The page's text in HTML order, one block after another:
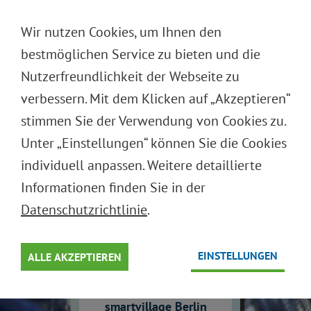
Wir nutzen Cookies, um Ihnen den
bestmöglichen Service zu bieten und die
Nutzerfreundlichkeit der Webseite zu
verbessern. Mit dem Klicken auf „Akzeptieren“
stimmen Sie der Verwendung von Cookies zu.
Unter „Einstellungen“ können Sie die Cookies
individuell anpassen. Weitere detaillierte
Informationen finden Sie in der
Datenschutzrichtlinie.
ALLE AKZEPTIEREN EINSTELLUNGEN
ENGLISH
I CHOOSE:RE USE
Mehrweg macht Sinn.
4. DEUTSCHE MEHRWEG
KONFERENZ
REUSE & LOGISTICS
LEADERSHIP DAYS 2026
smartvillage Berlin